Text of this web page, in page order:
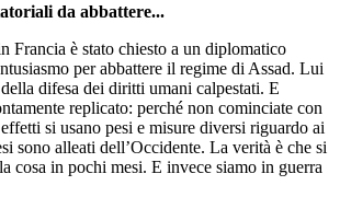
da abbattere...
Francia è stato chiesto a un diplomatico
per abbattere il regime di Assad. Lui
difesa dei diritti umani calpestati. E
replicato: perché non cominciate con
si usano pesi e misure diversi riguardo ai
sono alleati dell’Occidente. La verità è che si
cosa in pochi mesi. E invece siamo in guerra